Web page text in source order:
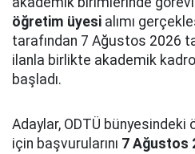
öğretim üyesi alımı
tarafından 7 Ağustos 2026
ilanla birlikte akademik
başladı.
Adaylar, ODTÜ bünyesindeki
için başvurularını 7 Ağustos